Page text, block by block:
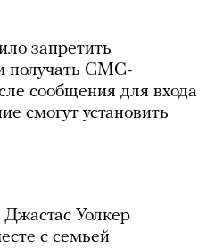
запретить
получать СМС-
сообщения для входа
смогут установить
Уолкер
с семьей